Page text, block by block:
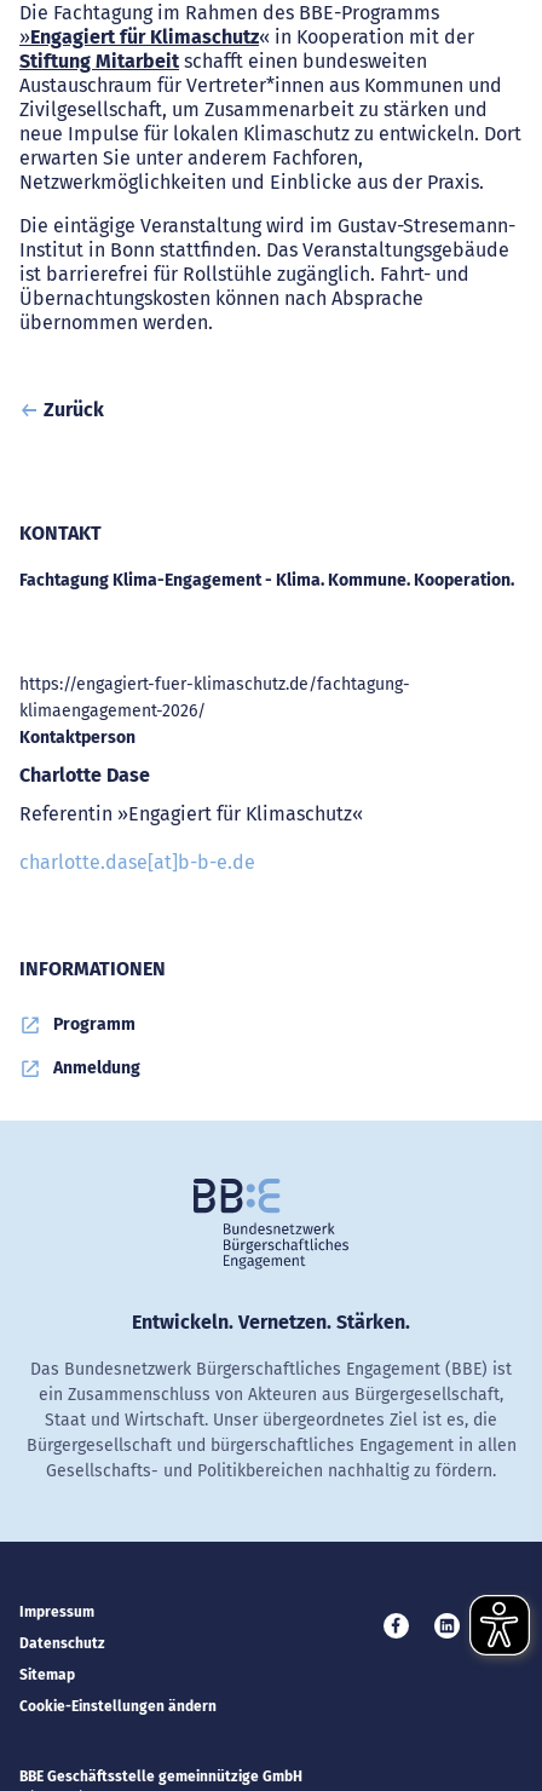
Die Fachtagung im Rahmen des BBE-Programms
»Engagiert für Klimaschutz« in Kooperation mit der
Stiftung Mitarbeit schafft einen bundesweiten
Austauschraum für Vertreter*innen aus Kommunen und
Zivilgesellschaft, um Zusammenarbeit zu stärken und
neue Impulse für lokalen Klimaschutz zu entwickeln. Dort
erwarten Sie unter anderem Fachforen,
Netzwerkmöglichkeiten und Einblicke aus der Praxis.
Die eintägige Veranstaltung wird im Gustav-Stresemann-
Institut in Bonn stattfinden. Das Veranstaltungsgebäude
ist barrierefrei für Rollstühle zugänglich. Fahrt- und
Übernachtungskosten können nach Absprache
übernommen werden.
Zurück
KONTAKT
Fachtagung Klima-Engagement - Klima. Kommune. Kooperation.
Website
https://engagiert-fuer-klimaschutz.de/fachtagung-
klimaengagement-2026/
Kontaktperson
Charlotte Dase
Referentin »Engagiert für Klimaschutz«
charlotte.dase[at]b-b-e.de
INFORMATIONEN
Programm
Anmeldung
Entwickeln. Vernetzen. Stärken.
Das Bundesnetzwerk Bürgerschaftliches Engagement (BBE) ist
ein Zusammenschluss von Akteuren aus Bürgergesellschaft,
Staat und Wirtschaft. Unser übergeordnetes Ziel ist es, die
Bürgergesellschaft und bürgerschaftliches Engagement in allen
Gesellschafts- und Politikbereichen nachhaltig zu fördern.
Impressum
Datenschutz
Sitemap
Cookie-Einstellungen ändern
Besuchen Sie uns
Besuchen
BBE Geschäftsstelle gemeinnützige GmbH